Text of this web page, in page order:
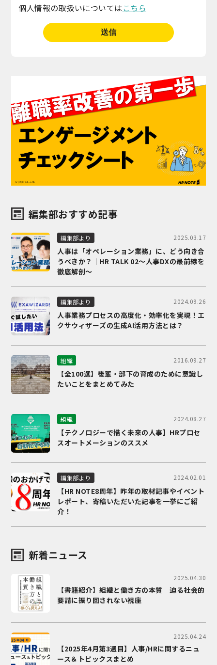
個人情報の取扱いについては こちら
編集部おすすめ記事
編集部より 2025.03.17
人事は「オペレーション業務」に、どう向き合
うべきか？｜HR TALK 02～人事DXの最前線を
徹底解剖～
編集部より 2024.09.26
人事業務プロセスの高度化・効率化を実現！エ
クサウィザーズの生成AI活用方法とは？
組織 2016.09.27
【全100選】後輩・部下の育成のために意識し
たいことをまとめてみた
組織 2024.08.27
【テクノロジーで描く未来の人事】HRプロセ
スオートメーションのススメ
編集部より 2024.02.01
【HR NOTE8周年】昨年の取材記事やイベント
レポート、寄稿いただいた記事を一挙にご紹
介！
新着ニュース
2025.04.30
【書籍紹介】組織と働き方の本質 迫る社会的
要請に振り回されない視座
2025.04.24
【2025年4月第3週目】人事/HRに関するニュ
ース＆トピックスまとめ